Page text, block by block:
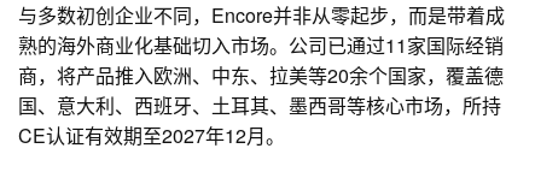
与多数初创企业不同，Encore并非从零起步，而是带着成
熟的海外商业化基础切入市场。公司已通过11家国际经销
商，将产品推入欧洲、中东、拉美等20余个国家，覆盖德
国、意大利、西班牙、土耳其、墨西哥等核心市场，所持
CE认证有效期至2027年12月。